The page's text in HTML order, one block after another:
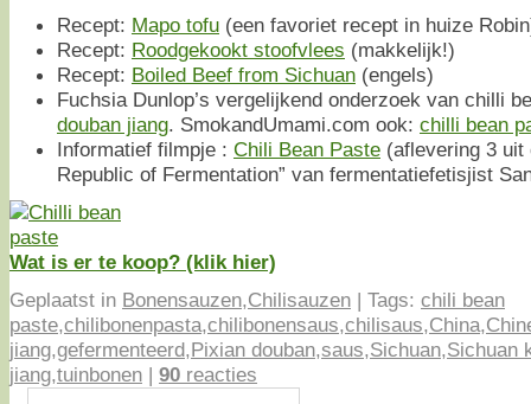
Recept: Mapo tofu (een favoriet recept in huize
Recept: Roodgekookt stoofvlees (makkelijk!)
Recept: Boiled Beef from Sichuan (engels)
Fuchsia Dunlop’s vergelijkend onderzoek van chilli
douban jiang. SmokandUmami.com ook: chilli bean
Informatief filmpje : Chili Bean Paste (aflevering 3 uit
Republic of Fermentation” van fermentatiefetisjist
Wat is er te koop? (klik hier)
Geplaatst in Bonensauzen,Chilisauzen | Tags: chili bean
paste,chilibonenpasta,chilibonensaus,chilisaus,China,
jiang,gefermenteerd,Pixian douban,saus,Sichuan,Sichuan
jiang,tuinbonen | 90 reacties